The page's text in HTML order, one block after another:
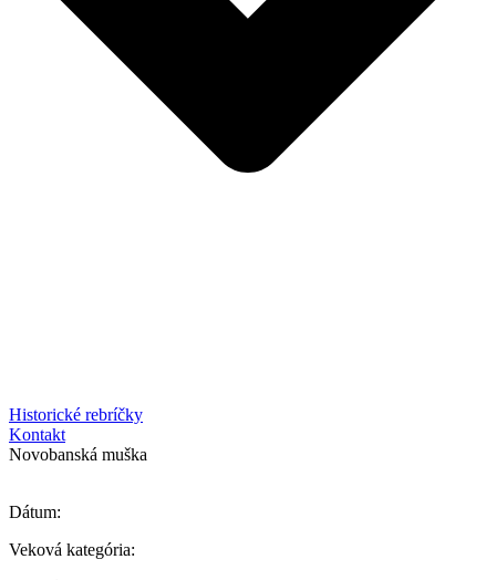
Historické rebríčky
Kontakt
Novobanská muška
Dátum:
Veková kategória: